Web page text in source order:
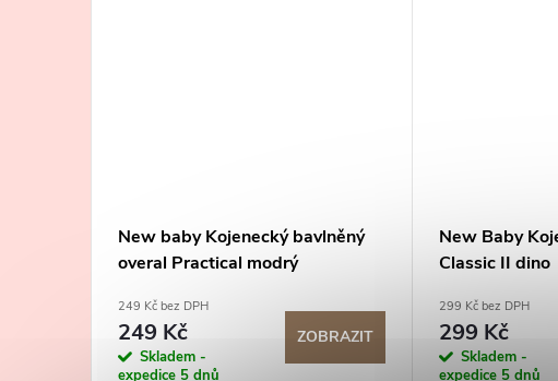
New baby Kojenecký bavlněný
overal Practical modrý
249 Kč bez DPH
249 Kč
Skladem -
expedice 5 dnů
ZOBRAZIT
New Baby
Classic II dino
299 Kč bez DPH
299 Kč
Skladem -
expedice 5 dnů